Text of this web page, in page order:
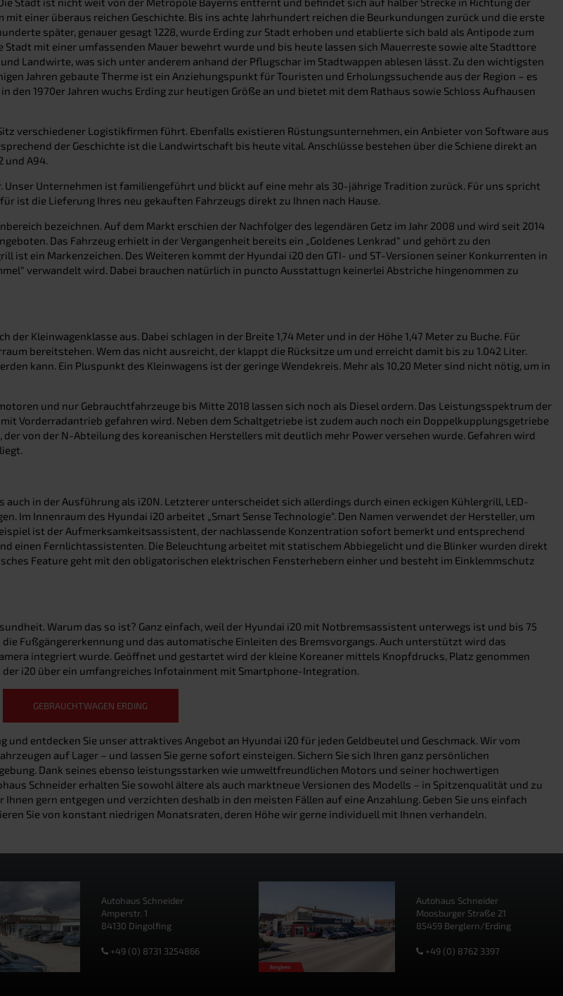
einer überaus reichen Geschichte. Bis ins achte Jahrhundert reichen die Beurkundungen zurück und die erste
später, genauer gesagt 1228, wurde Erding zur Stadt erhoben und etablierte sich bald als Antipode zum
mit einer umfassenden Mauer bewehrt wurde und bis heute lassen sich Mauerreste sowie alte Stadttore
Landwirte, was sich unter anderem anhand der Pflugschar im Stadtwappen ablesen lässt. Zu den wichtigsten
Jahren gebaute Therme ist ein Anziehungspunkt für Touristen und Erholungssuchende aus der Region – es
den 1970er Jahren wuchs Erding zur heutigen Größe an und bietet mit dem Rathaus sowie Schloss Aufhausen
verschiedener Logistikfirmen führt. Ebenfalls existieren Rüstungsunternehmen, ein Anbieter von Software aus
der Geschichte ist die Landwirtschaft bis heute vital. Anschlüsse bestehen über die Schiene direkt an
A94.
Unternehmen ist familiengeführt und blickt auf eine mehr als 30-jährige Tradition zurück. Für uns spricht
ist die Lieferung Ihres neu gekauften Fahrzeugs direkt zu Ihnen nach Hause.
bezeichnen. Auf dem Markt erschien der Nachfolger des legendären Getz im Jahr 2008 und wird seit 2014
Das Fahrzeug erhielt in der Vergangenheit bereits ein „Goldenes Lenkrad“ und gehört zu den
ist ein Markenzeichen. Des Weiteren kommt der Hyundai i20 den GTI- und ST-Versionen seiner Konkurrenten in
verwandelt wird. Dabei brauchen natürlich in puncto Ausstattugn keinerlei Abstriche hingenommen zu
Kleinwagenklasse aus. Dabei schlagen in der Breite 1,74 Meter und in der Höhe 1,47 Meter zu Buche. Für
bereitstehen. Wem das nicht ausreicht, der klappt die Rücksitze um und erreicht damit bis zu 1.042 Liter.
kann. Ein Pluspunkt des Kleinwagens ist der geringe Wendekreis. Mehr als 10,20 Meter sind nicht nötig, um in
und nur Gebrauchtfahrzeuge bis Mitte 2018 lassen sich noch als Diesel ordern. Das Leistungsspektrum der
Vorderradantrieb gefahren wird. Neben dem Schaltgetriebe ist zudem auch noch ein Doppelkupplungsgetriebe
von der N-Abteilung des koreanischen Herstellers mit deutlich mehr Power versehen wurde. Gefahren wird
in der Ausführung als i20N. Letzterer unterscheidet sich allerdings durch einen eckigen Kühlergrill, LED-
Im Innenraum des Hyundai i20 arbeitet „Smart Sense Technologie“. Den Namen verwendet der Hersteller, um
ist der Aufmerksamkeitsassistent, der nachlassende Konzentration sofort bemerkt und entsprechend
einen Fernlichtassistenten. Die Beleuchtung arbeitet mit statischem Abbiegelicht und die Blinker wurden direkt
Feature geht mit den obligatorischen elektrischen Fensterhebern einher und besteht im Einklemmschutz
Warum das so ist? Ganz einfach, weil der Hyundai i20 mit Notbremsassistent unterwegs ist und bis 75
Fußgängererkennung und das automatische Einleiten des Bremsvorgangs. Auch unterstützt wird das
integriert wurde. Geöffnet und gestartet wird der kleine Koreaner mittels Knopfdrucks, Platz genommen
i20 über ein umfangreiches Infotainment mit Smartphone-Integration.
GEBRAUCHTWAGEN ERDING
entdecken Sie unser attraktives Angebot an Hyundai i20 für jeden Geldbeutel und Geschmack. Wir vom
auf Lager – und lassen Sie gerne sofort einsteigen. Sichern Sie sich Ihren ganz persönlichen
Dank seines ebenso leistungsstarken wie umweltfreundlichen Motors und seiner hochwertigen
Schneider erhalten Sie sowohl ältere als auch marktneue Versionen des Modells – in Spitzenqualität und zu
gern entgegen und verzichten deshalb in den meisten Fällen auf eine Anzahlung. Geben Sie uns einfach
Sie von konstant niedrigen Monatsraten, deren Höhe wir gerne individuell mit Ihnen verhandeln.
Autohaus Schneider
Amperstr. 1
84130 Dingolfing
+49 (0) 8731 3254866
Autohaus Schneider
Moosburger Straße 21
85459 Berglern/Erding
+49 (0) 8762 3397